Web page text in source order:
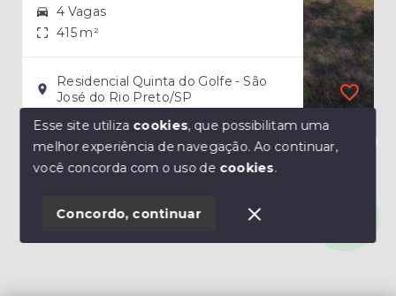
4 Vagas
415 m²
Residencial Quinta do Golfe - São
José do Rio Preto/SP
Olá! Estamos disponíveis para te ajudar.
Esse site utiliza cookies, que possibilitam uma
melhor experiência de navegação.Ao continuar,
você concorda com o uso de cookies.
Concordo, continuar